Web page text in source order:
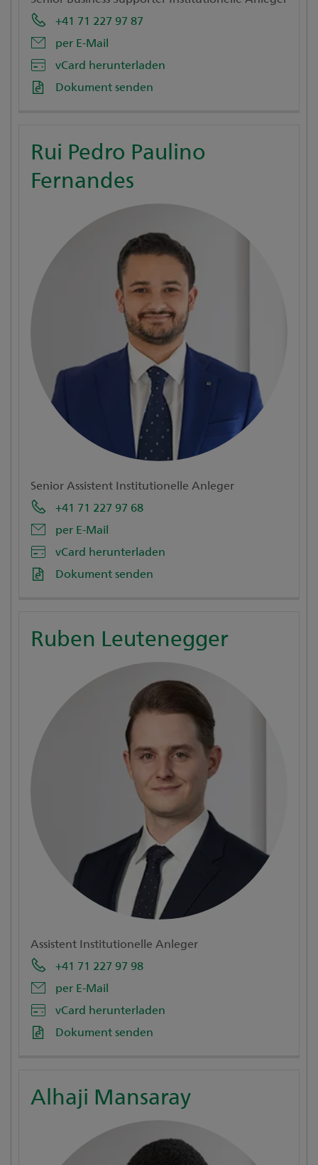
+41 71 227 97 87
per E-Mail
vCard herunterladen
Dokument senden
Rui Pedro Paulino
Fernandes
Senior Assistent Institutionelle Anleger
+41 71 227 97 68
per E-Mail
vCard herunterladen
Dokument senden
Ruben Leutenegger
Assistent Institutionelle Anleger
+41 71 227 97 98
per E-Mail
vCard herunterladen
Dokument senden
Alhaji Mansaray